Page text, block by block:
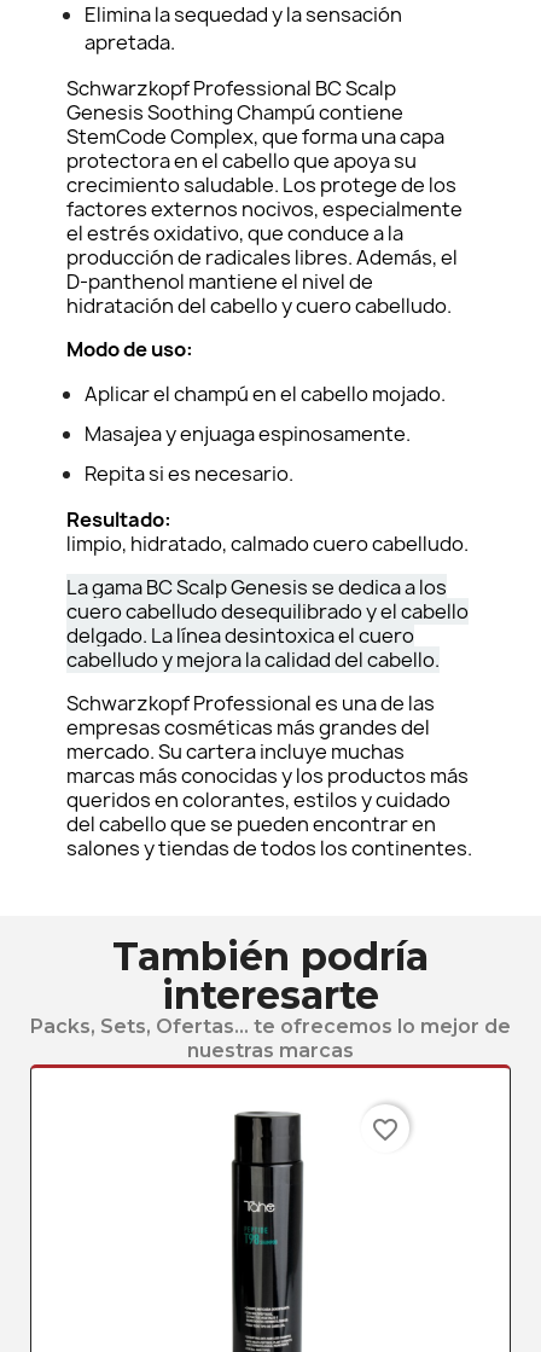
Elimina la sequedad y la sensación
apretada.
Schwarzkopf Professional BC Scalp
Genesis Soothing Champú contiene
StemCode Complex, que forma una capa
protectora en el cabello que apoya su
crecimiento saludable. Los protege de los
factores externos nocivos, especialmente
el estrés oxidativo, que conduce a la
producción de radicales libres. Además, el
D-panthenol mantiene el nivel de
hidratación del cabello y cuero cabelludo.
Modo de uso:
Aplicar el champú en el cabello mojado.
Masajea y enjuaga espinosamente.
Repita si es necesario.
Resultado:
limpio, hidratado, calmado cuero cabelludo.
La gama BC Scalp Genesis se dedica a los
cuero cabelludo desequilibrado y el cabello
delgado. La línea desintoxica el cuero
cabelludo y mejora la calidad del cabello.
Schwarzkopf Professional es una de las
empresas cosméticas más grandes del
mercado. Su cartera incluye muchas
marcas más conocidas y los productos más
queridos en colorantes, estilos y cuidado
del cabello que se pueden encontrar en
salones y tiendas de todos los continentes.
También podría
interesarte
Packs, Sets, Ofertas... te ofrecemos lo mejor de
nuestras marcas
favorite_border